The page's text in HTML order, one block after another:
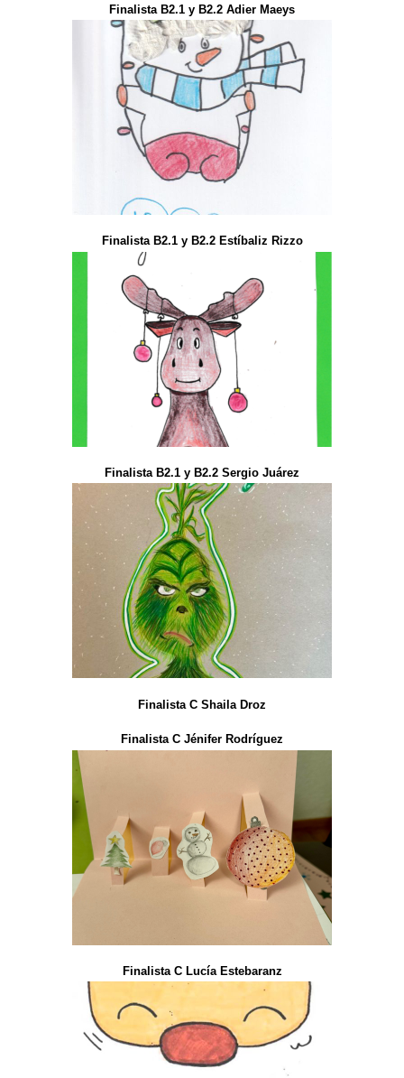
Finalista B2.1 y B2.2 Adier Maeys
Finalista B2.1 y B2.2 Estíbaliz Rizzo
Finalista B2.1 y B2.2 Sergio Juárez
Finalista C Shaila Droz
Finalista C Jénifer Rodríguez
Finalista C Lucía Estebaranz